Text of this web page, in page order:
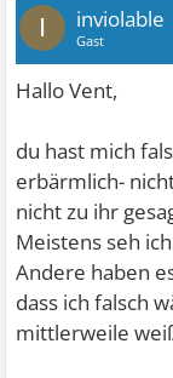
I inviolable
Gast
Hallo Vent,
du hast mich
erbärmlich-
nicht zu ihr
Meistens seh
Andere haben
dass ich falsch
mittlerweile